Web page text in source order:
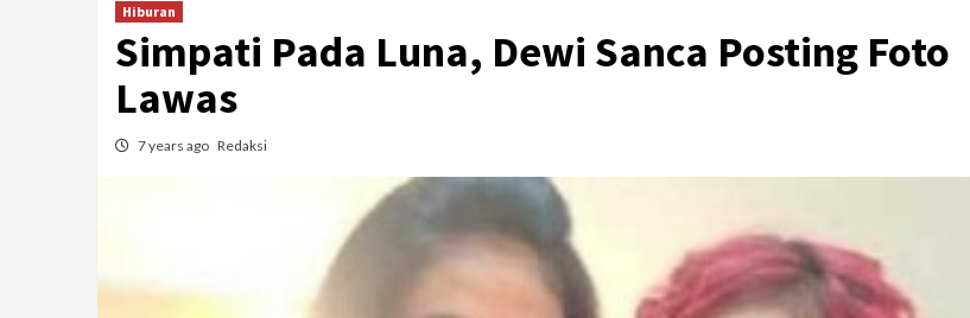
Hiburan
Simpati Pada Luna, Dewi Sanca Posting Foto
Lawas
7 years ago Redaksi